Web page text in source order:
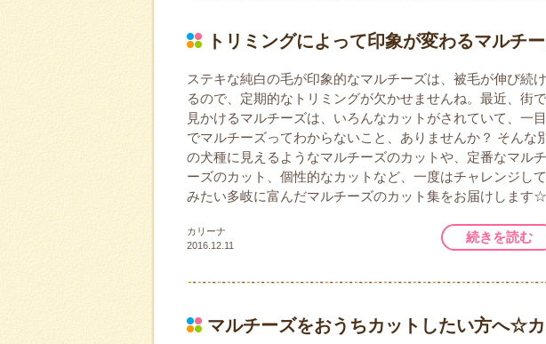
トリミングによって印象が変わるマルチ
ステキな純白の毛が印象的なマルチーズは、被毛が伸び続け
るので、定期的なトリミングが欠かせませんね。最近、街で
見かけるマルチーズは、いろんなカットがされていて、一目
でマルチーズってわからないこと、ありませんか？ そんな別
の犬種に見えるようなマルチーズのカットや、定番なマルチ
ーズのカット、個性的なカットなど、一度はチャレンジして
みたい多岐に富んだマルチーズのカット集をお届けします☆
続きを読む
カリーナ
2016.12.11
マルチーズをおうちカットしたい方へ☆